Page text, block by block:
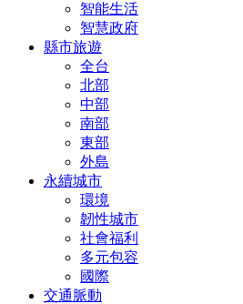
智能生活
智慧政府
縣市旅遊
全台
北部
中部
南部
東部
外島
永續城市
環境
韌性城市
社會福利
多元包容
國際
交通脈動